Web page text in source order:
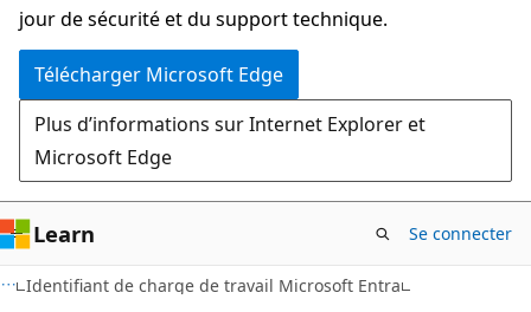
jour de sécurité et du support technique.
Télécharger Microsoft Edge
Plus d’informations sur Internet Explorer et
Microsoft Edge
Learn Se connecter
Identifiant de charge de travail Microsoft Entra